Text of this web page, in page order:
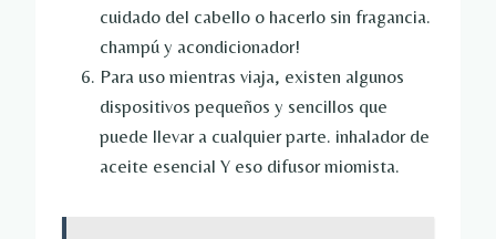
cuidado del cabello o hacerlo sin fragancia.
champú y acondicionador!
Para uso mientras viaja, existen algunos
dispositivos pequeños y sencillos que
puede llevar a cualquier parte. inhalador de
aceite esencial Y eso difusor miomista.